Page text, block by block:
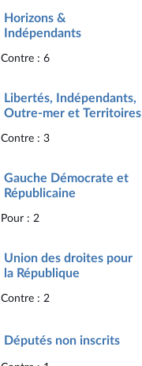
Horizons &
Indépendants
Contre : 6
Libertés, Indépendants,
Outre-mer et Territoires
Contre : 3
Gauche Démocrate et
Républicaine
Pour : 2
Union des droites pour
la République
Contre : 2
Députés non inscrits